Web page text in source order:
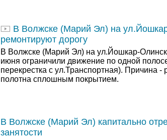
В Волжске (Марий Эл) на
ремонтируют дорогу
В Волжске (Марий Эл) на ул.Йошкар-
июня ограничили движение по одной
перекрестка с ул.Транспортная). Причина -
полотна сплошным покрытием.
В Волжске (Марий Эл) капитально
занятости